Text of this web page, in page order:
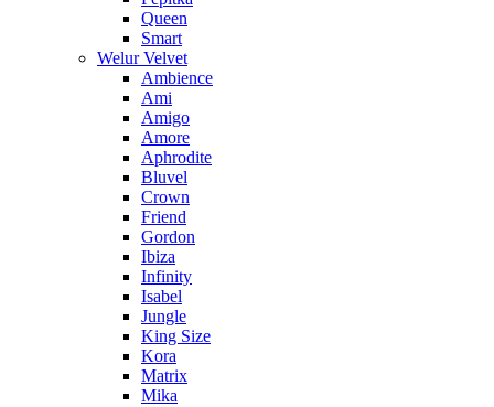
Queen
Smart
Welur Velvet
Ambience
Ami
Amigo
Amore
Aphrodite
Bluvel
Crown
Friend
Gordon
Ibiza
Infinity
Isabel
Jungle
King Size
Kora
Matrix
Mika